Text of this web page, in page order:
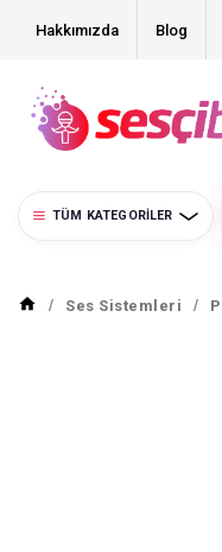
Hakkımızda Blog
TÜM KATEGORILER
Ses Sistemleri